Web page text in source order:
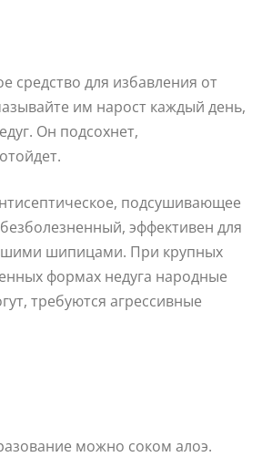
средство для избавления от
им нарост каждый день,
Он подсохнет,
подсушивающее
эффективен для
шипицами. При крупных
формах недуга народные
требуются агрессивные
можно соком алоэ.